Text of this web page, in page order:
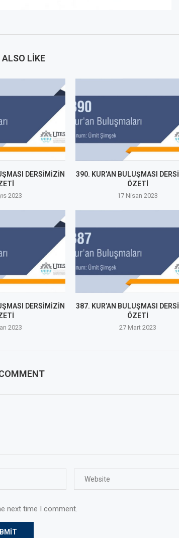
LIKE
DERSİMİZİN
2023
390. KUR’AN BULUŞMASI
ÖZETİ
17 Nisan 2023
DERSİMİZİN
2023
387. KUR’AN BULUŞMASI
ÖZETİ
27 Mart 2023
next time I comment.